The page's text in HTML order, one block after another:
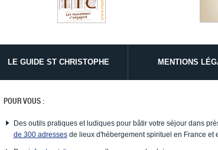
LE GUIDE ST CHRISTOPHE MENTIONS
POUR VOUS :
Des outils pratiques et ludiques pour bâtir votre séjour dans
de 300 adressesde lieux d'hébergement spirituel en France et